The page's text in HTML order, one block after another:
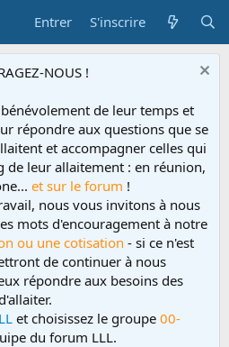
Entrer S'inscrire
NOUS !
de leur temps et
répondre aux questions que se
et accompagner celles qui
de leur allaitement : en réunion,
et sur le forum !
nous vous invitons à nous
mots d'encouragement à notre
ou une cotisation - si ce n'est
de continuer à nous
répondre aux besoins des
et choisissez le groupe 00-
du forum LLL.